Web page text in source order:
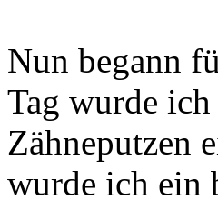
Nun begann
Tag wurde
Zähneputzen
wurde ich ein